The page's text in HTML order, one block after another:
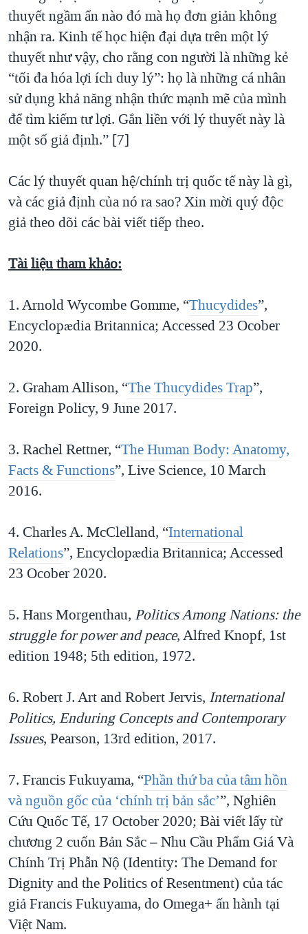
thuyết ngầm ẩn nào đó mà họ đơn giản không
nhận ra. Kinh tế học hiện đại dựa trên một lý
thuyết như vậy, cho rằng con người là những kẻ
“tối đa hóa lợi ích duy lý”: họ là những cá nhân
sử dụng khả năng nhận thức mạnh mẽ của mình
để tìm kiếm tư lợi. Gắn liền với lý thuyết này là
một số giả định.” [7]
Các lý thuyết quan hệ/chính trị quốc tế này là gì,
và các giả định của nó ra sao? Xin mời quý độc
giả theo dõi các bài viết tiếp theo.
Tài liệu tham khảo:
1. Arnold Wycombe Gomme, “Thucydides”,
Encyclopædia Britannica; Accessed 23 Ocober
2020.
2. Graham Allison, “The Thucydides Trap”,
Foreign Policy, 9 June 2017.
3. Rachel Rettner, “The Human Body: Anatomy,
Facts & Functions”, Live Science, 10 March
2016.
4. Charles A. McClelland, “International
Relations”, Encyclopædia Britannica; Accessed
23 Ocober 2020.
5. Hans Morgenthau, Politics Among Nations: the
struggle for power and peace, Alfred Knopf, 1st
edition 1948; 5th edition, 1972.
6. Robert J. Art and Robert Jervis, International
Politics, Enduring Concepts and Contemporary
Issues, Pearson, 13rd edition, 2017.
7. Francis Fukuyama, “Phần thứ ba của tâm hồn
và nguồn gốc của ‘chính trị bản sắc’”, Nghiên
Cứu Quốc Tế, 17 October 2020; Bài viết lấy từ
chương 2 cuốn Bản Sắc – Nhu Cầu Phẩm Giá Và
Chính Trị Phẫn Nộ (Identity: The Demand for
Dignity and the Politics of Resentment) của tác
giả Francis Fukuyama, do Omega+ ấn hành tại
Việt Nam.